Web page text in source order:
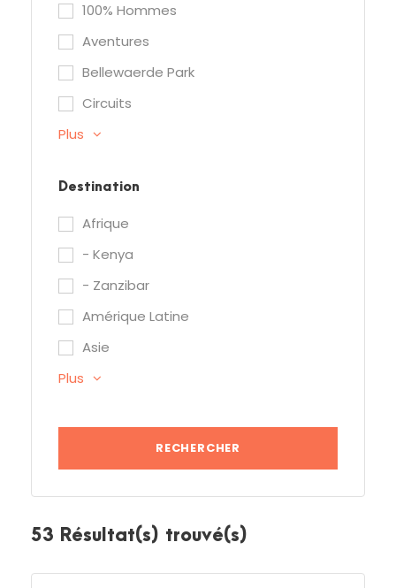
100% Hommes
Aventures
Bellewaerde Park
Circuits
Plus
Destination
Afrique
- Kenya
- Zanzibar
Amérique Latine
Asie
Plus
53 Résultat(s) trouvé(s)